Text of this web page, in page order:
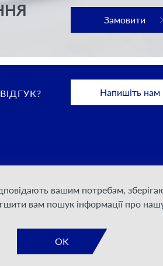
Замовити
Напишіть нам
вашим потребам,
вам пошук інформації про
OK